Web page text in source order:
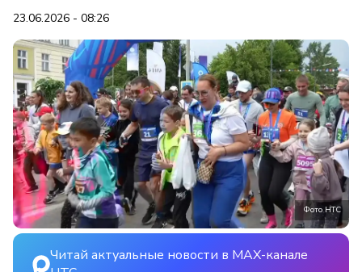
23.06.2026 - 08:26
Фото НТС
Читай актуальные новости в MAX-канале